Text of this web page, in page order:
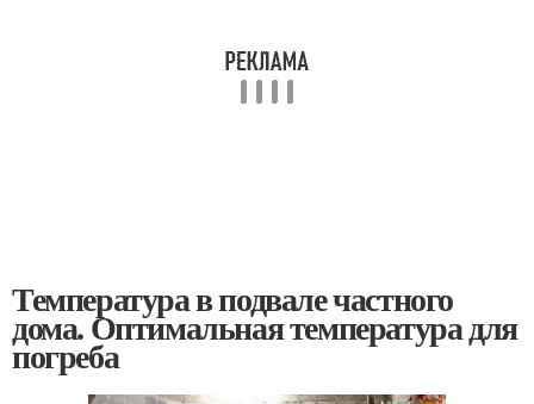
Температура в подвале частного
дома. Оптимальная температура для
погреба